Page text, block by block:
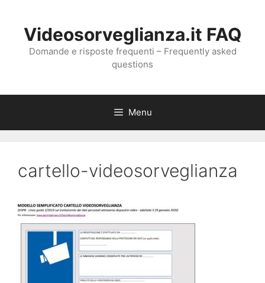
contenutoVideosorveglianza.it FAQ
Domande e risposte frequenti – Frequently asked
questions
Menu
cartello-videosorveglianza